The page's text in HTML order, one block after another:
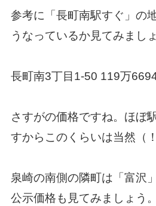
参考に「長町南駅すぐ」の
うなっているか見てみましょ
長町南3丁目1-50 119万
さすがの価格ですね。ほぼ
すからこのくらいは当然（
泉崎の南側の隣町は「富沢
公示価格も見てみましょう。